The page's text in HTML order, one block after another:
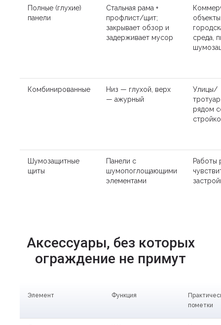
Полные (глухие)
панели
Стальная рама +
профлист/щит;
закрывает обзор и
задерживает мусор
среда,
Комбинированные
Низ — глухой, верх
— ажурный
Улицы/
рядом
Шумозащитные
щиты
Панели с
шумопоглощающими
элементами
Работы
Аксессуары, без которых
ограждение не примут
Элемент Функция
пометки